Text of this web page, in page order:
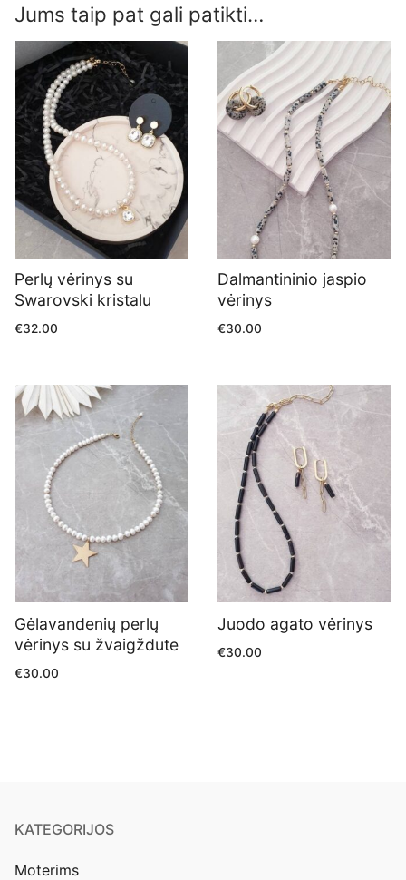
Jums taip pat gali patikti…
Perlų vėrinys su
Swarovski kristalu
€32.00
Dalmantininio jaspio
vėrinys
€30.00
Gėlavandenių perlų
vėrinys su žvaigždute
€30.00
Juodo agato vėrinys
€30.00
KATEGORIJOS
Moterims